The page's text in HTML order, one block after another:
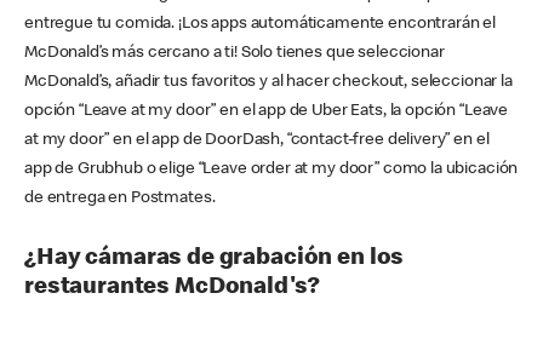
entregue tu comida. ¡Los apps automáticamente encontrarán el
McDonald’s más cercano a ti! Solo tienes que seleccionar
McDonald’s, añadir tus favoritos y al hacer checkout, seleccionar la
opción “Leave at my door” en el app de Uber Eats, la opción “Leave
at my door” en el app de DoorDash, “contact-free delivery” en el
app de Grubhub o elige “Leave order at my door” como la ubicación
de entrega en Postmates.
¿Hay cámaras de grabación en los
restaurantes McDonald's?